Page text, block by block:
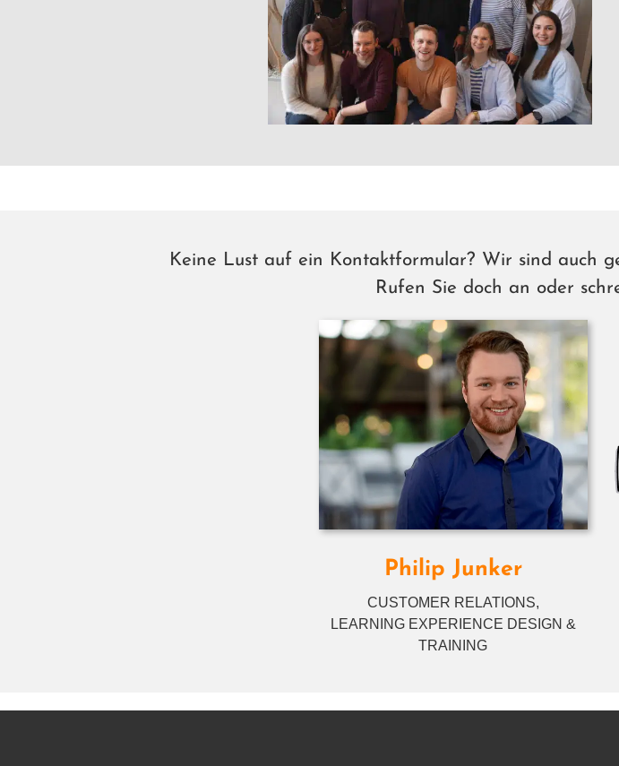
Keine Lust auf ein Kontaktformular? Wir sind auch
Rufen Sie doch an oder
Philip Junker
CUSTOMER RELATIONS,
LEARNING EXPERIENCE DESIGN &
TRAINING